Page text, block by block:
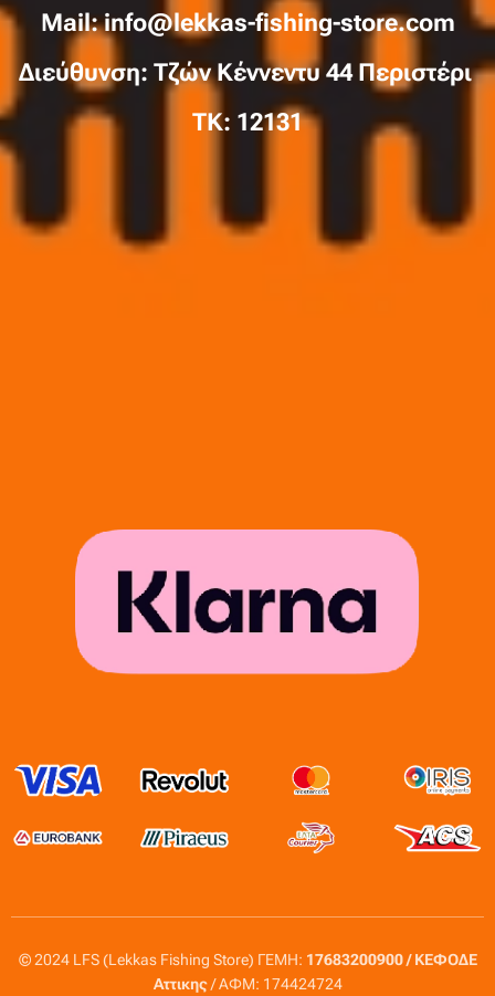
Mail: info@lekkas-fishing-store.com
Διεύθυνση: Τζών Κέννεντυ 44 Περιστέρι
TK: 12131
© 2024 LFS (Lekkas Fishing Store) ΓΕΜΗ: 17683200900 / ΚΕΦΟΔΕ
Αττικης/ ΑΦΜ: 174424724